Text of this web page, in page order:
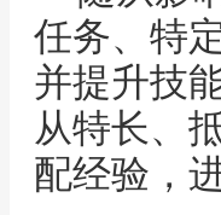
任务、特
并提升技
从特长、
配经验，